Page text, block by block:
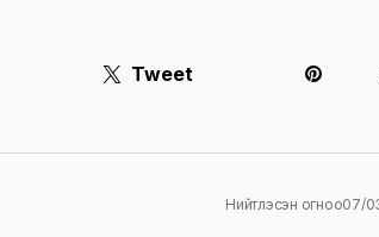
Tweet
Нийтлэсэн огноо07/